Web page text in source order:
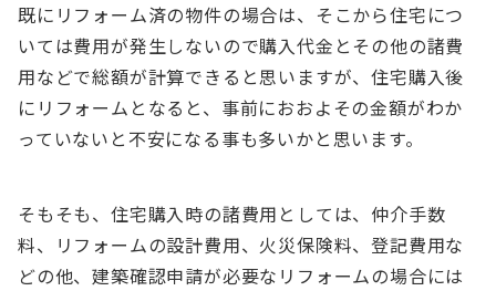
既にリフォーム済の物件の場合は、そこから住宅につ
いては費用が発生しないので購入代金とその他の諸費
用などで総額が計算できると思いますが、住宅購入後
にリフォームとなると、事前におおよその金額がわか
っていないと不安になる事も多いかと思います。
そもそも、住宅購入時の諸費用としては、仲介手数
料、リフォームの設計費用、火災保険料、登記費用な
どの他、建築確認申請が必要なリフォームの場合には